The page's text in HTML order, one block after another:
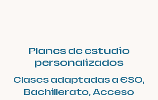
Planes de estudio
personalizados
Clases adaptadas a ESO,
Bachillerato, Acceso